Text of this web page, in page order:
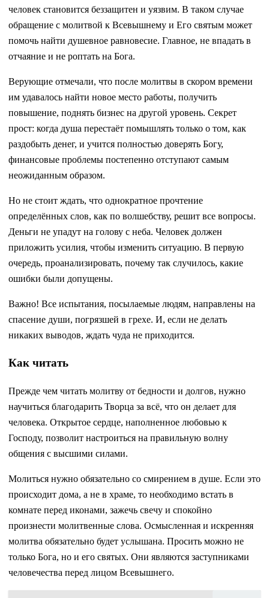
человек становится беззащитен и уязвим. В таком случае
обращение с молитвой к Всевышнему и Его святым может
помочь найти душевное равновесие. Главное, не впадать в
отчаяние и не роптать на Бога.
Верующие отмечали, что после молитвы в скором времени
им удавалось найти новое место работы, получить
повышение, поднять бизнес на другой уровень. Секрет
прост: когда душа перестаёт помышлять только о том, как
раздобыть денег, и учится полностью доверять Богу,
финансовые проблемы постепенно отступают самым
неожиданным образом.
Но не стоит ждать, что однократное прочтение
определённых слов, как по волшебству, решит все вопросы.
Деньги не упадут на голову с неба. Человек должен
приложить усилия, чтобы изменить ситуацию. В первую
очередь, проанализировать, почему так случилось, какие
ошибки были допущены.
Важно! Все испытания, посылаемые людям, направлены на
спасение души, погрязшей в грехе. И, если не делать
никаких выводов, ждать чуда не приходится.
Как читать
Прежде чем читать молитву от бедности и долгов, нужно
научиться благодарить Творца за всё, что он делает для
человека. Открытое сердце, наполненное любовью к
Господу, позволит настроиться на правильную волну
общения с высшими силами.
Молиться нужно обязательно со смирением в душе. Если это
происходит дома, а не в храме, то необходимо встать в
комнате перед иконами, зажечь свечу и спокойно
произнести молитвенные слова. Осмысленная и искренняя
молитва обязательно будет услышана. Просить можно не
только Бога, но и его святых. Они являются заступниками
человечества перед лицом Всевышнего.